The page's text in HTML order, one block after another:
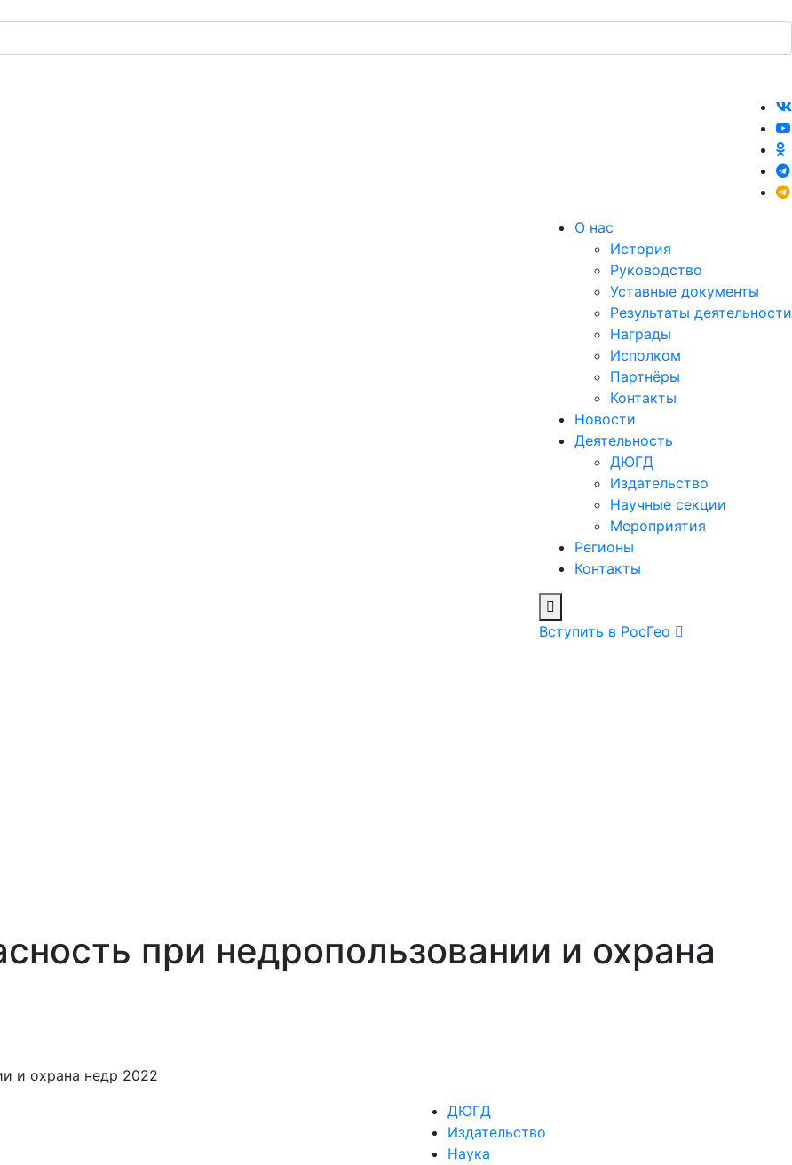
О нас
История
Руководство
Уставные документы
Результаты деятельности
Награды
Исполком
Партнёры
Контакты
Новости
Деятельность
ДЮГД
Издательство
Научные секции
Мероприятия
Регионы
Контакты
Вступить в РосГео
при недропользовании и охрана
и охрана недр 2022
ДЮГД
Издательство
Наука